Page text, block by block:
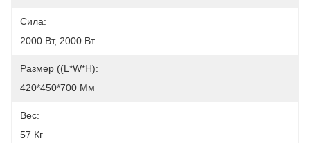
Сила:
2000 Вт, 2000 Вт
Размер ((L*W*H):
420*450*700 Мм
Вес:
57 Кг